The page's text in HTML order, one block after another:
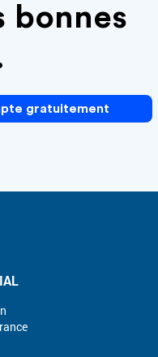
bonnes
gratuitement